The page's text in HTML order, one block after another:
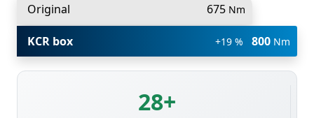
Original 675 Nm
KCR box +19 % 800 Nm
28+